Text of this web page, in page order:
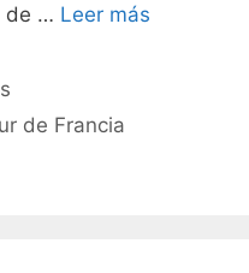
de … Leer más
de Francia